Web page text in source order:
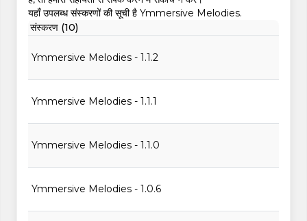
यहाँ उपलब्ध संस्करणों की सूची है Ymmersive Melodies.
संस्करण (10)
Ymmersive Melodies - 1.1.2
Ymmersive Melodies - 1.1.1
Ymmersive Melodies - 1.1.0
Ymmersive Melodies - 1.0.6